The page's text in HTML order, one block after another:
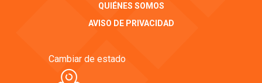
QUIÉNES SOMOS
AVISO DE PRIVACIDAD
Cambiar de estado